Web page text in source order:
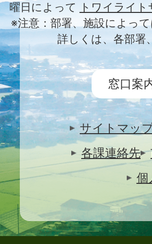
曜日によって
トワイライ
※注意：部署、施設によっ
詳しくは、各部署
窓口案
サイトマッ
各課連絡先
個